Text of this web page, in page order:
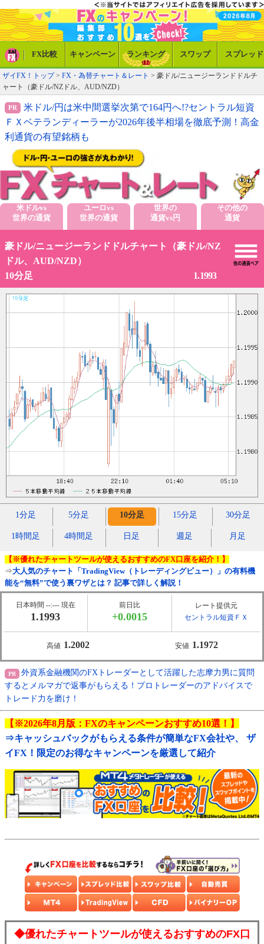
FX比較 キャンペーン ランキング スワップ スプレッド
ザイFX！トップ> FX・為替チャート＆レート > 豪ドル/ニュージーランドドルチ
ャート（豪ドル/NZドル、AUD/NZD）
米ドル/円は米中間選挙次第で164円へ!?セントラル短資
ＦＸベテランディーラーが2026年後半相場を徹底予測！高金
利通貨の有望銘柄も
米ドルvs
世界の通貨
ユーロvs
世界の通貨
世界の
通貨vs円
その他の
通貨
豪ドル/ニュージーランドドルチャート（豪ドル/NZ
ドル、AUD/NZD）
10分足
1.1993
1分足 5分足 10分足 15分足 30分足
1時間足 4時間足 日足 週足 月足
【※優れたチャートツールが使えるおすすめのFX口座を紹介！】
⇒大人気のチャート「TradingView（トレーディングビュー）」の有料機
能を“無料”で使う裏ワザとは？ 記事で詳しく解説！
日本時間 --:--- 現在
1.1993
前日比
+0.0015
レート提供元
セントラル短資ＦＸ
高値 1.2002 安値 1.1972
外資系金融機関のFXトレーダーとして活躍した志摩力男に質問
するとメルマガで返事がもらえる！プロトレーダーのアドバイスで
トレード力を磨け！
【※2026年8月版：FXのキャンペーンおすすめ10選！】
⇒キャッシュバックがもらえる条件が簡単なFX会社や、 ザ
イFX！限定のお得なキャンペーンを厳選して紹介
◆優れたチャートツールが使えるおすすめのFX口